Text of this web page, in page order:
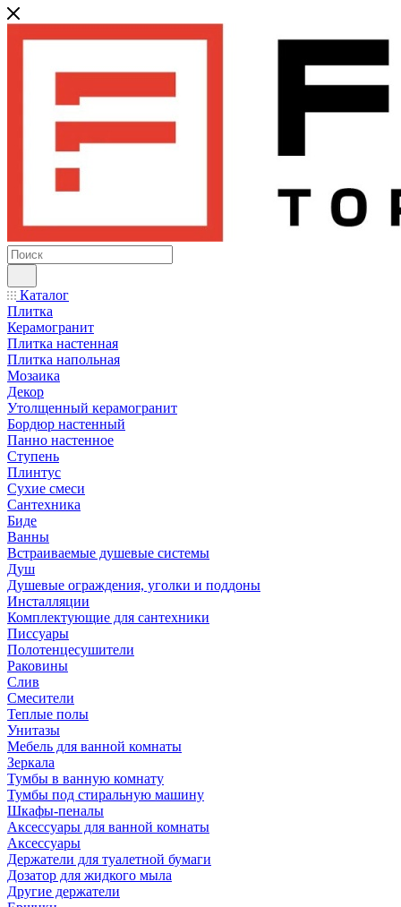
Каталог
Плитка
Керамогранит
Плитка настенная
Плитка напольная
Мозаика
Декор
Утолщенный керамогранит
Бордюр настенный
Панно настенное
Ступень
Плинтус
Сухие смеси
Сантехника
Биде
Ванны
Встраиваемые душевые системы
Душ
Душевые ограждения, уголки и поддоны
Инсталляции
Комплектующие для сантехники
Писсуары
Полотенцесушители
Раковины
Слив
Смесители
Теплые полы
Унитазы
Мебель для ванной комнаты
Зеркала
Тумбы в ванную комнату
Тумбы под стиральную машину
Шкафы-пеналы
Аксессуары для ванной комнаты
Аксессуары
Держатели для туалетной бумаги
Дозатор для жидкого мыла
Другие держатели